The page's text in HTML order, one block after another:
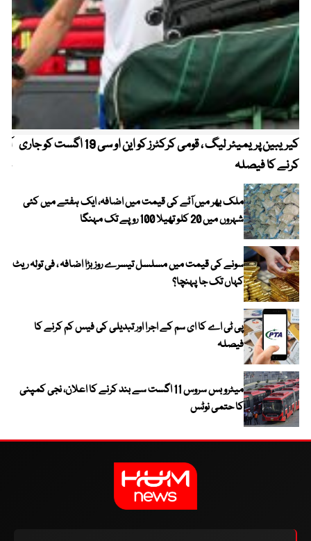
کیریبین پریمیئر لیگ ، قومی کرکٹرز کو این او سی 19 اگست کو جاری
کرنے کا فیصلہ
ملک بھر میں آٹے کی قیمت میں اضافہ، ایک ہفتے میں کئی
شہروں میں 20 کلو تھیلا 100 روپے تک مہنگا
سونے کی قیمت میں مسلسل تیسرے روز بڑا اضافہ ، فی تولہ ریٹ
کہاں تک جا پہنچا؟
پی ٹی اے کا ای سم کے اجرا اور تبدیلی کی فیس کم کرنے کا
فیصلہ
میٹرو بس سروس 11 اگست سے بند کرنے کا اعلان، نجی کمپنی
کا حتمی نوٹس